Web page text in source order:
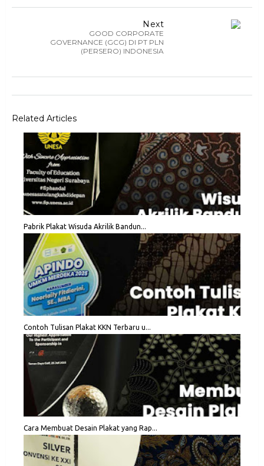
Next
GOOD CORPORATE
GOVERNANCE (GCG) DI PT PLN
(PERSERO) INDONESIA
Related Articles
Pabrik Plakat Wisuda Akrilik Bandun...
Contoh Tulisan Plakat KKN Terbaru u...
Cara Membuat Desain Plakat yang Rap...